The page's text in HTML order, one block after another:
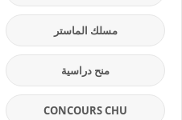
مسلك الماستر
منح دراسية
CONCOURS CHU